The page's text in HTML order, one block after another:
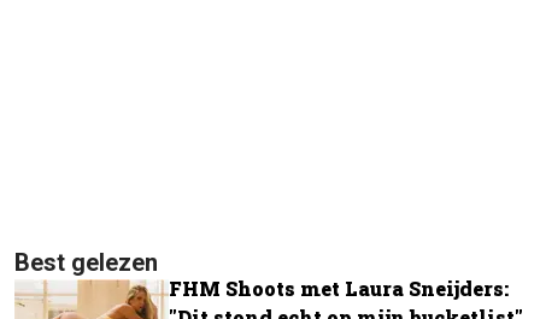
Best gelezen
FHM Shoots met Laura Sneijders: